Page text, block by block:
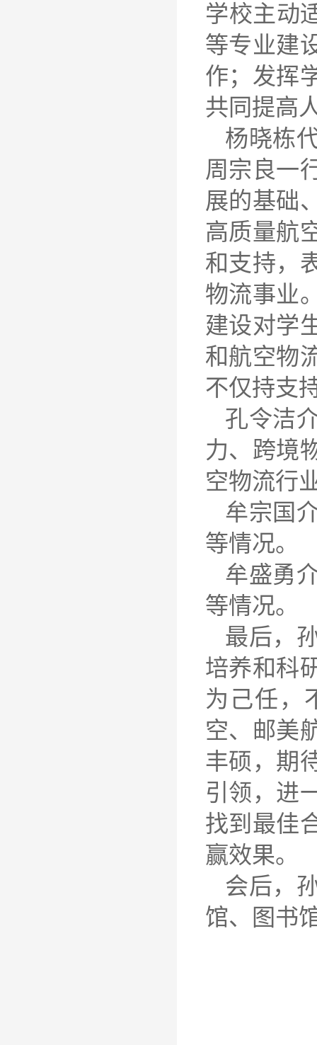
学校主动
等专业建
作；发挥
共同提高
杨晓栋
周宗良一
展的基础
高质量航
和支持，
物流事业
建设对学
和航空物
不仅持支
孔令洁
力、跨境
空物流行
牟宗国
等情况。
牟盛勇
等情况。
最后，
培养和科
为己任，
空、邮美
丰硕，期
引领，进
找到最佳
赢效果。
会后，
馆、图书